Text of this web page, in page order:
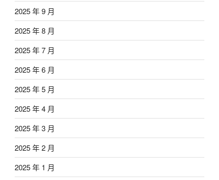
2025 年 9 月
2025 年 8 月
2025 年 7 月
2025 年 6 月
2025 年 5 月
2025 年 4 月
2025 年 3 月
2025 年 2 月
2025 年 1 月